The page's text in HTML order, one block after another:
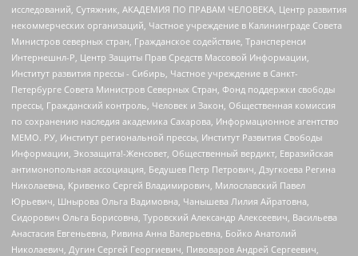
исследований, Сутяжник, АКАДЕМИЯ ПО ПРАВАМ ЧЕЛОВЕКА, Центр развития
некоммерческих организаций, Частное учреждение в Калининграде Совета
Министров северных стран, Гражданское содействие, Трансперенси
Интернешнл-Р, Центр Защиты Прав Средств Массовой Информации,
Институт развития прессы - Сибирь, Частное учреждение в Санкт-
Петербурге Совета Министров Северных Стран, Фонд поддержки свободы
прессы, Гражданский контроль, Человек и Закон, Общественная комиссия
по сохранению наследия академика Сахарова, Информационное агентство
МЕМО. РУ, Институт региональной прессы, Институт Развития Свободы
Информации, Экозащита!-Женсовет, Общественный вердикт, Евразийская
антимонопольная ассоциация, Бедушев Петр Петрович, Дзугкоева Регина
Николаевна, Кривенко Сергей Владимирович, Милославский Павел
Юрьевич, Шнырова Ольга Вадимовна, Чанышева Лилия Айратовна,
Сидорович Ольга Борисовна, Туровский Александр Алексеевич, Васильева
Анастасия Евгеньевна, Ривина Анна Валерьевна, Бойко Анатолий
Николаевич, Дугин Сергей Георгиевич, Пивоваров Андрей Сергеевич,